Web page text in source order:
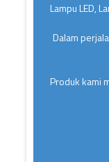
Lampu LED,
Dalam
Produk kami